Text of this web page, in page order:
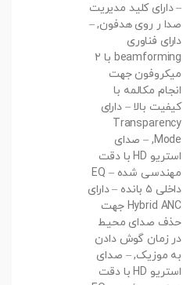
– دارای کلید مدیریت
صدا ر روی هدفون, –
دارای فناوری
beamforming با ۲
میکروفون جهت
انجام مکالمه با
کیفیت بالا – دارای
Transparency
Mode, – صدای
استریو HD با دقت
مهندسی شده – EQ
داخلی ۵ بانده – دارای
Hybrid ANC جهت
حذف صدای محیط
در زمان گوش دادن
به موزیک, – صدای
استریو HD با دقت